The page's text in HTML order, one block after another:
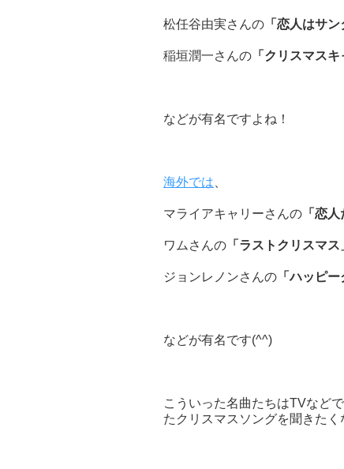
松任谷由実さんの 「恋人はサン
稲垣潤一さんの 「クリスマス
などが有名ですよね！
海外では
マライアキャリーさんの 「恋
ワムさんの 「ラストクリスマス
ジョンレノンさんの 「ハッピー
などが有名です(^^)
こういった名曲たちはTVなど
たクリスマスソングを聞きたく